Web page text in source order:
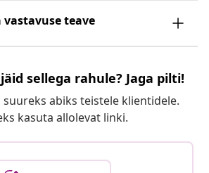
teave
sellega rahule? Jaga pilti!
abiks teistele klientidele.
kasuta allolevat linki.